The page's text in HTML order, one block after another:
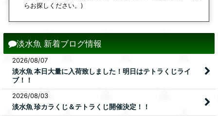
らお探しください。)
淡水魚 新着ブログ情報
2026/08/07
淡水魚 本日大量に入荷致しました！明日はテトラくじライ
ブ！！
2026/08/03
淡水魚 珍カラくじ＆テトラくじ開催決定！！